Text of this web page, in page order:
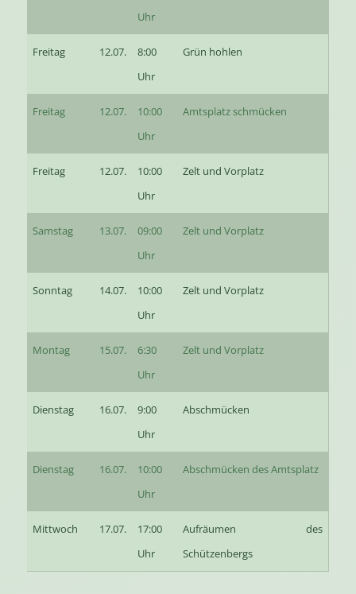
Uhr
Freitag 12.07.
8:00
Uhr
Grün hohlen
Freitag 12.07.
10:00
Uhr
Amtsplatz schmücken
Freitag 12.07.
10:00
Uhr
Zelt und Vorplatz
Samstag 13.07.
09:00
Uhr
Zelt und Vorplatz
Sonntag 14.07.
10:00
Uhr
Zelt und Vorplatz
Montag 15.07.
6:30
Uhr
Zelt und Vorplatz
Dienstag 16.07.
9:00
Uhr
Abschmücken
Dienstag 16.07.
10:00
Uhr
Abschmücken des Amtsplatz
Mittwoch 17.07.
17:00
Uhr
Aufräumen des
Schützenbergs